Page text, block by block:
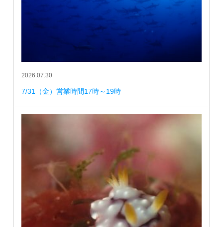
2026.07.30
7/31（金）営業時間17時～19時